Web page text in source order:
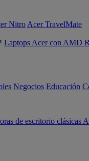
Nitro Acer TravelMate
Laptops Acer con AMD
Negocios Educación
de escritorio clásicas